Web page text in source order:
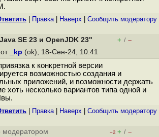
Правка| Наверх Cообщить модератору
SE 23 и OpenJDK 23" + / –
_kp (ok), 18-Сен-24, 10:41
к конкретной версии
возможностью создания и
приложений, и возможности держать
хоть несколько вариантов типа одной и
Правка| Наверх Cообщить модератору
модератором –2 + / –